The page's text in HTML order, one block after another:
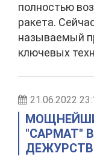
полностью
ракета.
называемый
ключевых
21.06.2022
"САРМАТ"